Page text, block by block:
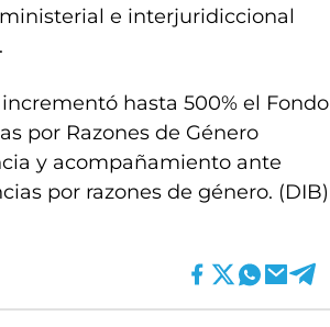
e interjuridiccional
hasta 500% el Fondo
por Razones de Género
y acompañamiento ante
por razones de género. (DIB)